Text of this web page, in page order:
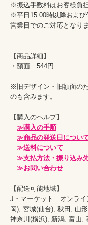
※振込手数料はお客様負
※平日15:00時以降および
営業日でのご対応となり
【商品詳細】
・額面　544円
※旧デザイン・旧額面の
のも含みます。
【購入のヘルプ】
≫購入の手順
≫商品の発送日につい
≫送料について
≫支払方法・振り込み
≫お問い合わせ
【配送可能地域】
J・マーケット　オンラ
岡), 宮城(仙台), 秋田, 山
神奈川(横浜), 新潟, 富山,